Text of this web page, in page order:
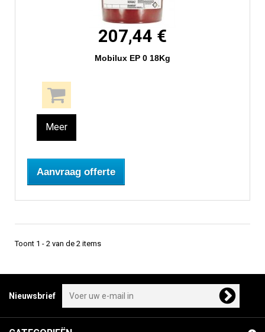
207,44 €
Mobilux EP 0 18Kg
Meer
Aanvraag offerte
Toont 1 - 2 van de 2 items
Nieuwsbrief